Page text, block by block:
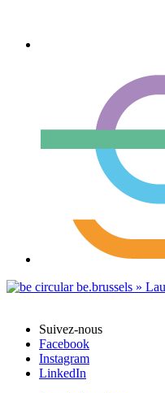
Suivez-nous
Facebook
Instagram
LinkedIn